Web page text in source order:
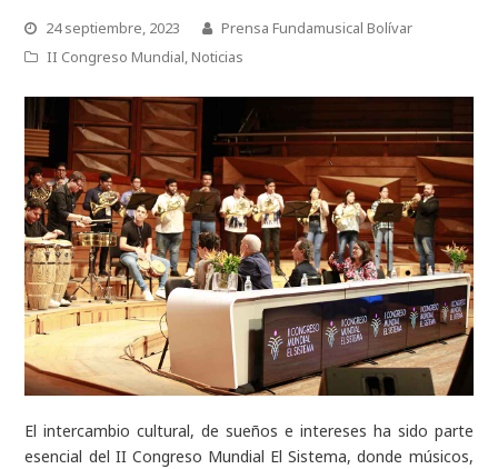
24 septiembre, 2023
Prensa Fundamusical Bolívar
II Congreso Mundial,Noticias
El intercambio cultural, de sueños e intereses ha sido parte
esencial del II Congreso Mundial El Sistema, donde músicos,